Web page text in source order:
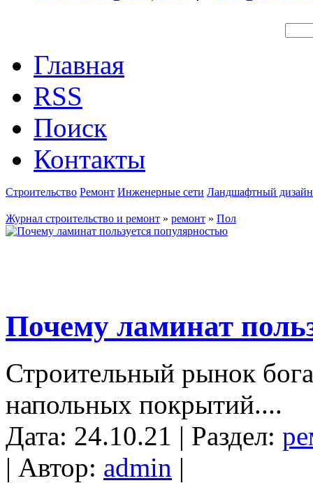
Главная
RSS
Поиск
Контакты
Строительство Ремонт Инженерные сети Ландшафтный дизайн
Журнал строительство и ремонт » ремонт » Пол
Почему ламинат
Строительный рынок
напольных покрытий....
Дата: 24.10.21 | Раздел:
| Автор: admin |